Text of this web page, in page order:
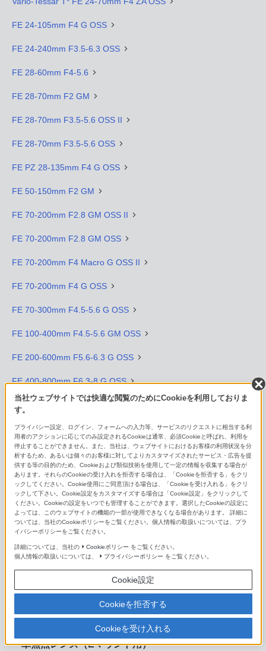
FE 24-105mm F4 G OSS
FE 24-240mm F3.5-6.3 OSS
FE 28-60mm F4-5.6
FE 28-70mm F2 GM
FE 28-70mm F3.5-5.6 OSS II
FE 28-70mm F3.5-5.6 OSS
FE PZ 28-135mm F4 G OSS
FE 50-150mm F2 GM
FE 70-200mm F2.8 GM OSS II
FE 70-200mm F2.8 GM OSS
FE 70-200mm F4 Macro G OSS II
FE 70-200mm F4 G OSS
FE 70-300mm F4.5-5.6 G OSS
FE 100-400mm F4.5-5.6 GM OSS
FE 200-600mm F5.6-6.3 G OSS
FE 400-800mm F6.3-8 G OSS
E PZ 10-20mm F4 G
E PZ 16-50mm F3.5-5.6 OSS II
E 16-55mm F2.8 G
E PZ 18-105mm F4 G OSS
E PZ 18-110mm F4 G OSS
E 18-135mm F3.5-5.6 OSS
E 18-200mm F3.5-6.3 OSS LE
E PZ 18-200mm F3.5-6.3 OSS
E 55-210mm F4.5-6.3 OSS
E 70-350mm F4.5-6.3 G OSS
単焦点レンズ（Eマウント用）
当社ウェブサイトでは快適な閲覧のためにCookieを利用しておりま
す。
プライバシー設定、ログイン、フォームへの入力等、サービスのリクエストに相当する利
用者のアクションに応じてのみ設定されるCookieは通常、必須Cookieと呼ばれ、利用を
停止することができません。また、当社は、ウェブサイトにおけるお客様の利用状況を分
析するため、あるいは個々のお客様に対してよりカスタマイズされたサービス・広告を提
供する等の目的のため、Cookieおよび類似技術を使用して一定の情報を収集する場合が
あります。それらのCookieの受け入れを拒否する場合は、「Cookieを拒否する」をクリ
ックしてください。Cookie使用にご同意頂ける場合は、「Cookieを受け入れる」をクリ
ックして下さい。Cookie設定をカスタマイズする場合は「Cookie設定」をクリックして
ください。Cookieの設定をいつでも管理することができます。選択したCookieの設定に
よっては、このウェブサイトの機能の一部が使用できなくなる場合があります。 詳細に
ついては、当社のCookieポリシーをご覧ください。個人情報の取扱いについては、プラ
イバシーポリシーをご覧ください。
詳細については、当社の Cookieポリシー をご覧ください。
個人情報の取扱いについては、
プライバシーポリシー をご覧ください。
Cookie設定
Cookieを拒否する
Cookieを受け入れる